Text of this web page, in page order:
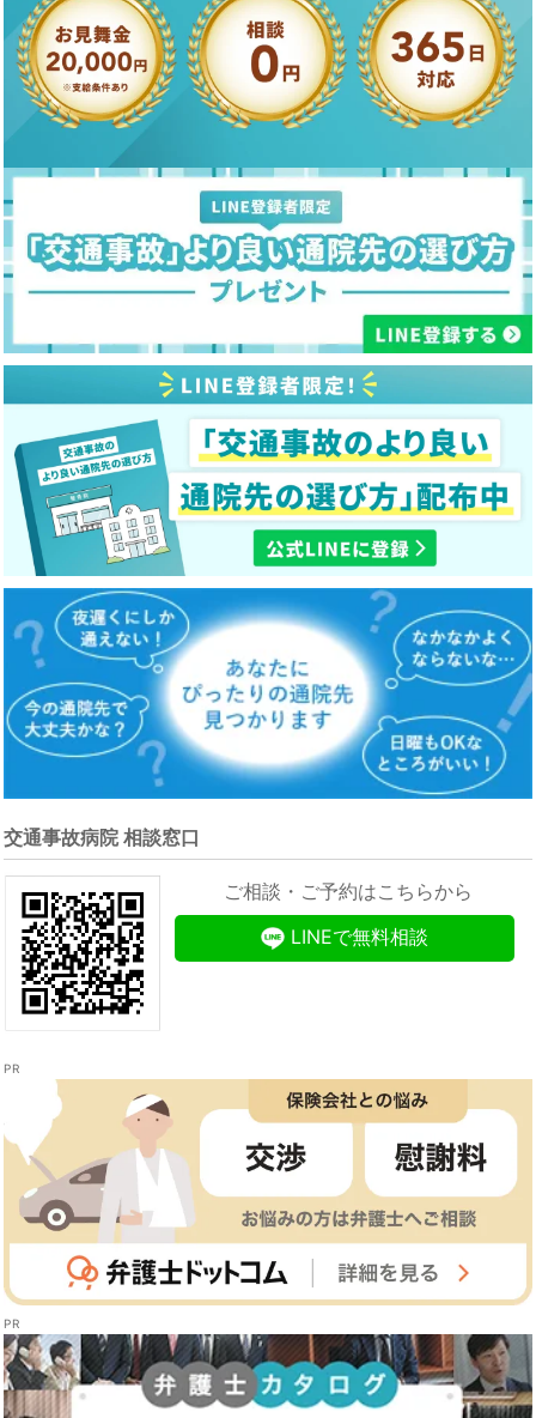
交通事故病院 相談窓口
ご相談・ご予約はこちらから
LINEで無料相談